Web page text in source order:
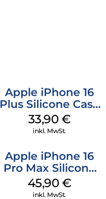
Apple iPhone 16
Plus Silicone Case
MagSafe Lake
Green
33,90 €
inkl. MwSt.
Apple iPhone 16
Pro Max Silicone
Case MagSafe
Ultramarine
45,90 €
inkl. MwSt.